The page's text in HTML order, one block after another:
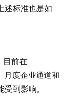
述标准也是如
目前在
度企业通道和
到影响。